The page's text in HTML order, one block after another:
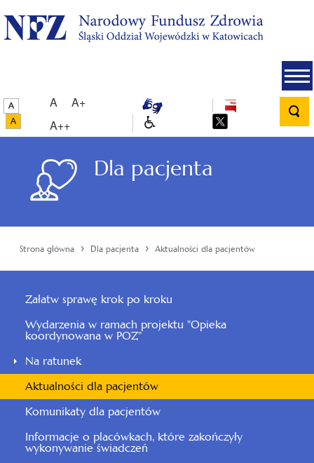
A
A+
A++
Dla pacjenta
Strona główna › Dla pacjenta › Aktualności dla pacjentów
Załatw sprawę krok po kroku
Wydarzenia w ramach projektu "Opieka
koordynowana w POZ"
Na ratunek
Aktualności dla pacjentów
Komunikaty dla pacjentów
Informacje o placówkach, które zakończyły
wykonywanie świadczeń